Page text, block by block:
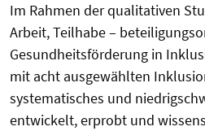
Im Rahmen der qualitativen
Arbeit, Teilhabe –
Gesundheitsförderung in
mit acht ausgewählten
systematisches und
entwickelt, erprobt und